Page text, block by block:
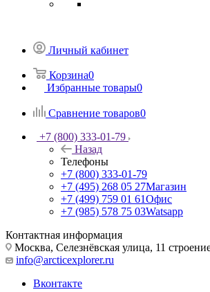
Личный кабинет
Корзина0
Избранные товары0
Сравнение товаров0
+7 (800) 333-01-79
Назад
Телефоны
+7 (800) 333-01-79
+7 (495) 268 05 27Магазин
+7 (499) 759 01 61Офис
+7 (985) 578 75 03Watsapp
Контактная информация
Москва, Селезнёвская улица, 11
info@arcticexplorer.ru
Вконтакте